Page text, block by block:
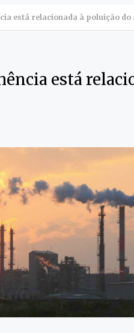
está relacionada à poluição do
está